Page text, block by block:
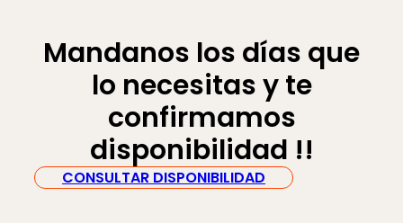
Mandanos los días que
lo necesitas y te
confirmamos
disponibilidad !!
CONSULTAR DISPONIBILIDAD